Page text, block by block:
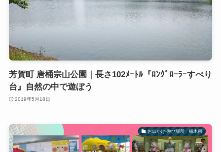
芳賀町 唐桶宗山公園｜長さ102ﾒｰﾄﾙ『ﾛﾝｸﾞﾛｰﾗｰすべり
台』自然の中で遊ぼう
2019年5月18日
お出かけ-遊び場所 栃木県